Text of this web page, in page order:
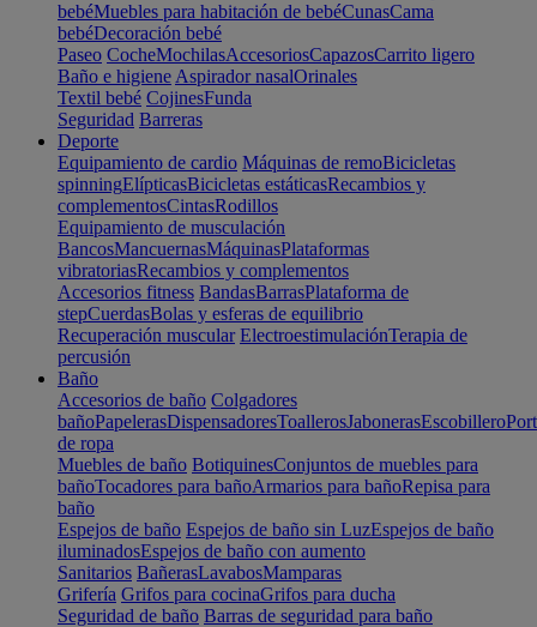
bebéMuebles para habitación de bebéCunasCama
bebéDecoración bebé
Paseo CocheMochilasAccesoriosCapazosCarrito ligero
Baño e higiene Aspirador nasalOrinales
Textil bebé CojinesFunda
Seguridad Barreras
Deporte
Equipamiento de cardio Máquinas de remoBicicletas
spinningElípticasBicicletas estáticasRecambios y
complementosCintasRodillos
Equipamiento de musculación
BancosMancuernasMáquinasPlataformas
vibratoriasRecambios y complementos
Accesorios fitness BandasBarrasPlataforma de
stepCuerdasBolas y esferas de equilibrio
Recuperación muscular ElectroestimulaciónTerapia de
percusión
Baño
Accesorios de baño Colgadores
bañoPapelerasDispensadoresToallerosJabonerasEscobillero
de ropa
Muebles de baño BotiquinesConjuntos de muebles para
bañoTocadores para bañoArmarios para bañoRepisa para
baño
Espejos de baño Espejos de baño sin LuzEspejos de baño
iluminadosEspejos de baño con aumento
Sanitarios BañerasLavabosMamparas
Grifería Grifos para cocinaGrifos para ducha
Seguridad de baño Barras de seguridad para baño